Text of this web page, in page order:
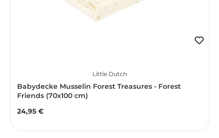
Little Dutch
Babydecke Musselin Forest Treasures - Forest
Friends (70x100 cm)
Regulärer Preis:
24,95 €